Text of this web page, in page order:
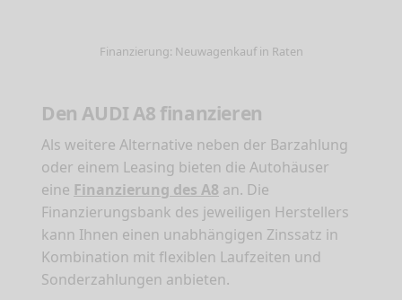
Finanzierung: Neuwagenkauf in Raten
Den AUDI A8 finanzieren
Als weitere Alternative neben der Barzahlung
oder einem Leasing bieten die Autohäuser
eine Finanzierung des A8 an. Die
Finanzierungsbank des jeweiligen Herstellers
kann Ihnen einen unabhängigen Zinssatz in
Kombination mit flexiblen Laufzeiten und
Sonderzahlungen anbieten.